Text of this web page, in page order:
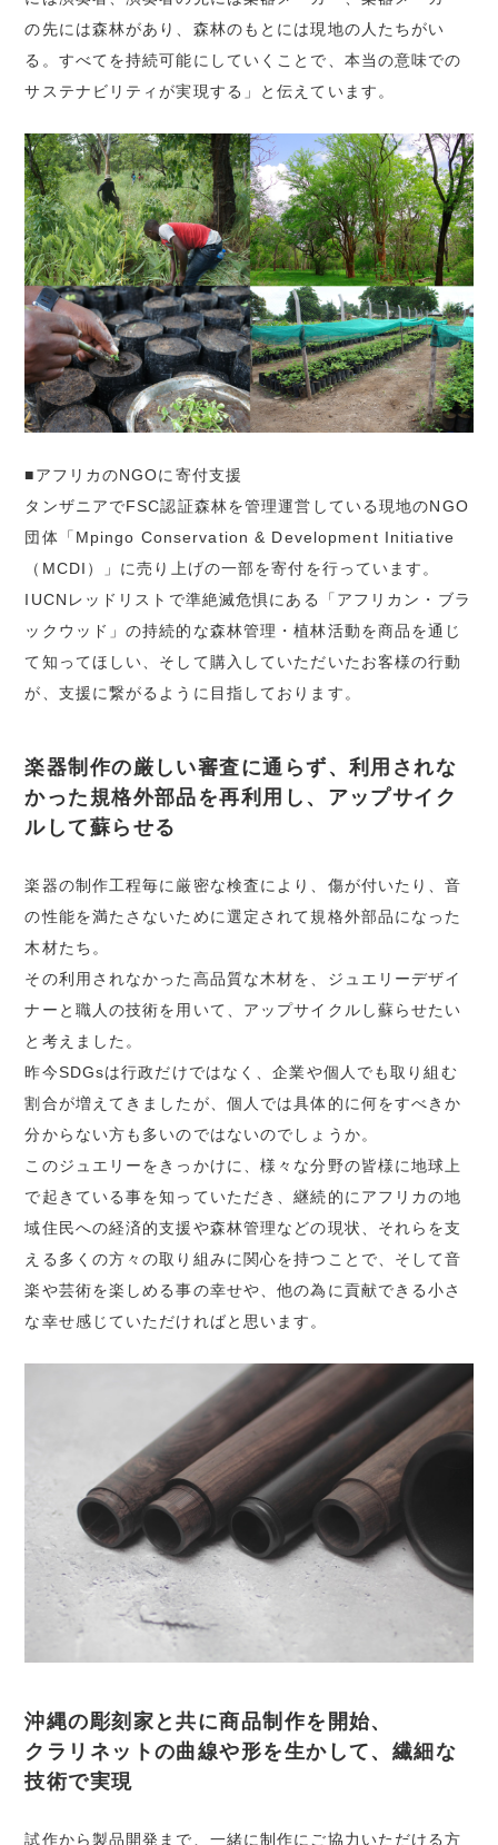
の先には森林があり、森林のもとには現地の人たちがい
る。すべてを持続可能にしていくことで、本当の意味での
サステナビリティが実現する」と伝えています。
■アフリカのNGOに寄付支援
タンザニアでFSC認証森林を管理運営している現地のNGO
団体「Mpingo Conservation & Development Initiative
（MCDI）」に売り上げの一部を寄付を行っています。
IUCNレッドリストで準絶滅危惧にある「アフリカン・ブラ
ックウッド」の持続的な森林管理・植林活動を商品を通じ
て知ってほしい、そして購入していただいたお客様の行動
が、支援に繋がるように目指しております。
楽器制作の厳しい審査に通らず、利用されな
かった規格外部品を再利用し、アップサイク
ルして蘇らせる
楽器の制作工程毎に厳密な検査により、傷が付いたり、音
の性能を満たさないために選定されて規格外部品になった
木材たち。
その利用されなかった高品質な木材を、ジュエリーデザイ
ナーと職人の技術を用いて、アップサイクルし蘇らせたい
と考えました。
昨今SDGsは行政だけではなく、企業や個人でも取り組む
割合が増えてきましたが、個人では具体的に何をすべきか
分からない方も多いのではないのでしょうか。
このジュエリーをきっかけに、様々な分野の皆様に地球上
で起きている事を知っていただき、継続的にアフリカの地
域住民への経済的支援や森林管理などの現状、それらを支
える多くの方々の取り組みに関心を持つことで、そして音
楽や芸術を楽しめる事の幸せや、他の為に貢献できる小さ
な幸せ感じていただければと思います。
沖縄の彫刻家と共に商品制作を開始、
クラリネットの曲線や形を生かして、繊細な
技術で実現
試作から製品開発まで、一緒に制作にご協力いただける方